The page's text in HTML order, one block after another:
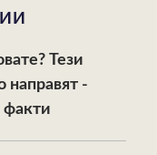
Тези
направят -
факти